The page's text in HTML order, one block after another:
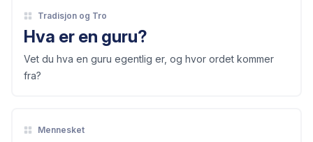
Tradisjon og Tro
Hva er en guru?
Vet du hva en guru egentlig er, og hvor ordet kommer
fra?
Mennesket